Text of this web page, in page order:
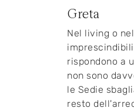
Greta
Nel living o
rispondono a
non sono
le Sedie
resto